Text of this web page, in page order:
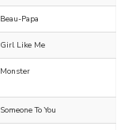
Beau-Papa
Girl Like Me
Monster
Someone To You